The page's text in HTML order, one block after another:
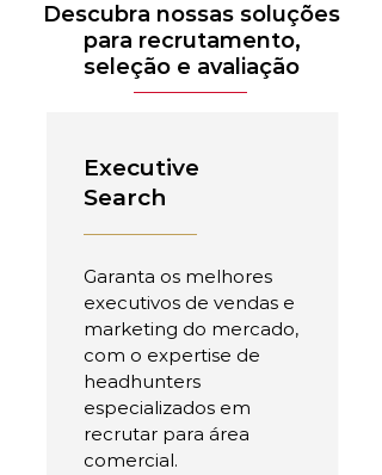
Descubra nossas soluções
para recrutamento,
seleção e avaliação
Executive
Search
Garanta os melhores
executivos de vendas e
marketing do mercado,
com o expertise de
headhunters
especializados em
recrutar para área
comercial.